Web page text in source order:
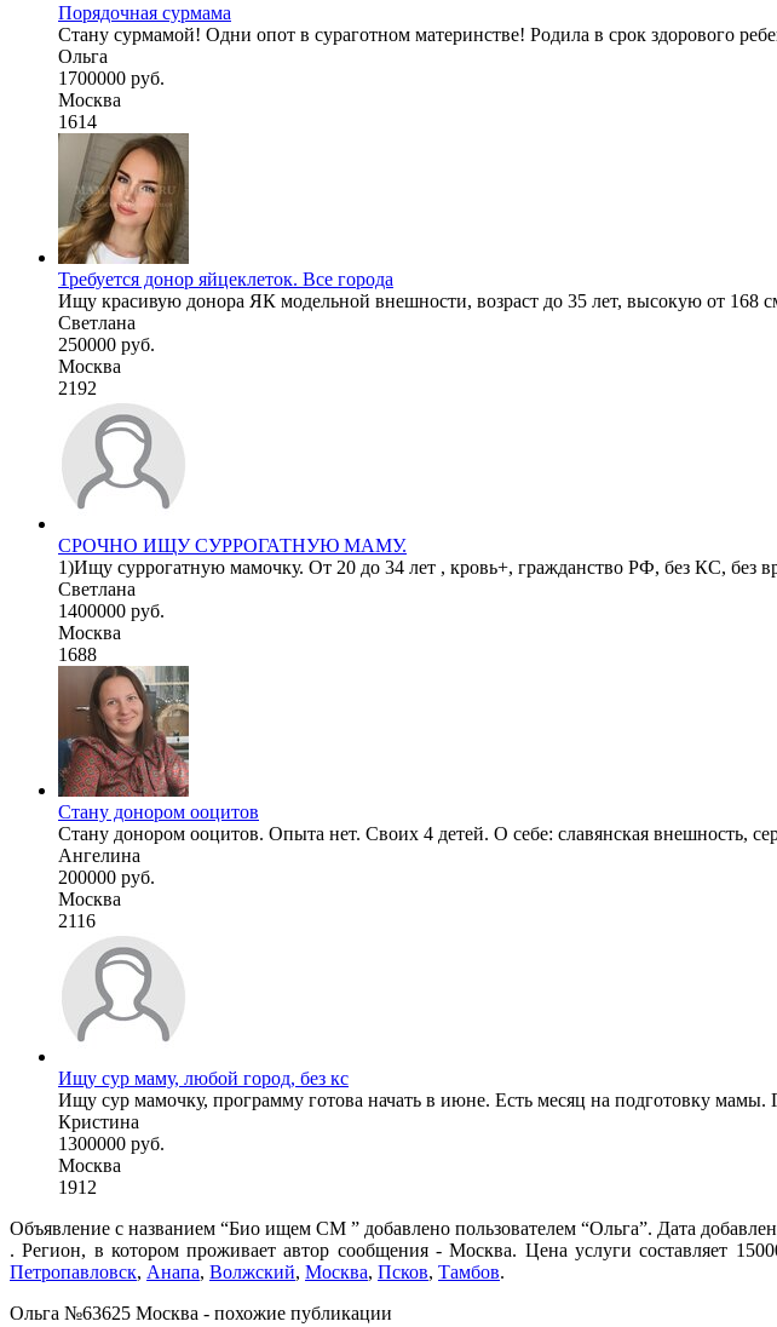
Порядочная сурмама
Стану сурмамой! Одни опот в сураготном материнстве! Родила в срок здорового
Ольга
1700000 руб.
Москва
1614
Требуется донор яйцеклеток. Все города
Ищу красивую донора ЯК модельной внешности, возраст до 35 лет, высокую от 168
Светлана
250000 руб.
Москва
2192
СРОЧНО ИЩУ СУРРОГАТНУЮ МАМУ.
1)Ищу суррогатную мамочку. От 20 до 34 лет , кровь+, гражданство РФ, без КС, без
Светлана
1400000 руб.
Москва
1688
Стану донором ооцитов
Стану донором ооцитов. Опыта нет. Своих 4 детей. О себе: славянская внешность,
Ангелина
200000 руб.
Москва
2116
Ищу сур маму, любой город, без кс
Ищу сур мамочку, программу готова начать в июне. Есть месяц на подготовку мамы.
Кристина
1300000 руб.
Москва
1912
Объявление с названием “Био ищем СМ ” добавлено пользователем “Ольга”. Дата
. Регион, в котором проживает автор сообщения - Москва. Цена услуги составляет
Петропавловск, Анапа, Волжский, Москва, Псков, Тамбов.
Ольга №63625 Москва - похожие публикации